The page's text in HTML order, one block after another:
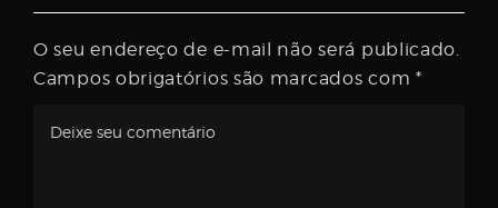
O seu endereço de e-mail não será publicado.
Campos obrigatórios são marcados com *